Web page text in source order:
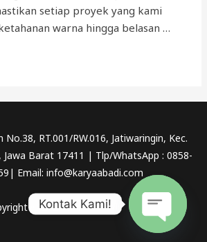
setiap proyek yang kami
warna hingga belasan …
No.38, RT.001/RW.016, Jatiwaringin, Kec.
Jawa Barat 17411 | Tlp/WhatsApp : 0858-
Email: info@karyaabadi.com
© 2026 Karya Abadi
Kontak Kami!
OPEN